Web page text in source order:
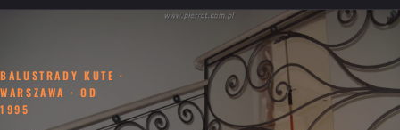
BALUSTRADY KUTE ·
WARSZAWA · OD
1995